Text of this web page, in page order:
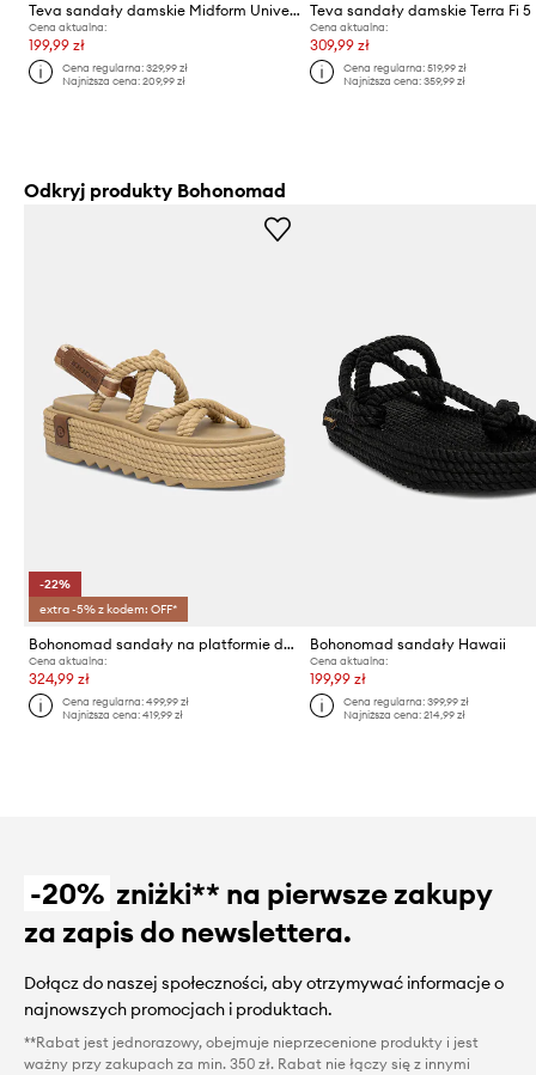
Teva sandały damskie Midform Universal
Cena aktualna:
199,99 zł
Cena regularna:329,99 zł
Najniższa cena:209,99 zł
Cena aktualna:
309,99 zł
Cena regularna: 519,99 zł
Najniższa cena: 359,99 zł
Odkryj produkty Bohonomad
-22%
extra -5% z kodem: OFF*
Bohonomad sandały na platformie damskie TAHITI
Cena aktualna:
324,99 zł
Cena regularna:499,99 zł
Najniższa cena:419,99 zł
Bohonomad sandały Hawaii
Cena aktualna:
199,99 zł
Cena regularna: 399,99 zł
Najniższa cena: 214,99 zł
-20% zniżki** na pierwsze zakupy
za zapis do newslettera.
Dołącz do naszej społeczności, aby otrzymywać informacje o
najnowszych promocjach i produktach.
**Rabat jest jednorazowy, obejmuje nieprzecenione produkty i jest
ważny przy zakupach za min. 350 zł. Rabat nie łączy się z innymi